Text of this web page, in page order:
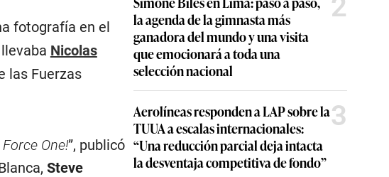
fotografía en el
Nicolas
las Fuerzas
One!”, publicó
Steve
la agenda de la gimnasta más
ganadora del mundo y una visita
que emocionará a toda una
selección nacional
2
Aerolíneas responden a LAP sobre la
TUUA a escalas internacionales:
“Una reducción parcial deja intacta
la desventaja competitiva de fondo”
3